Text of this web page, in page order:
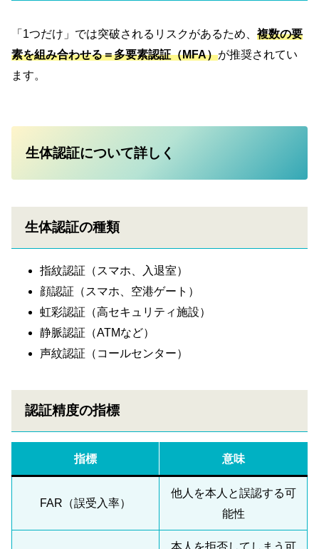
「1つだけ」では突破されるリスクがあるため、 複数の要
素を組み合わせる＝多要素認証（MFA）が推奨されてい
ます。
生体認証について詳しく
生体認証の種類
指紋認証（スマホ、入退室）
顔認証（スマホ、空港ゲート）
虹彩認証（高セキュリティ施設）
静脈認証（ATMなど）
声紋認証（コールセンター）
認証精度の指標
指標 意味
FAR（誤受入率）
他人を本人と誤認する可
能性